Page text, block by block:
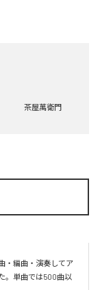
茶屋萬衛門
・編曲・演奏してア
。単曲では500曲以